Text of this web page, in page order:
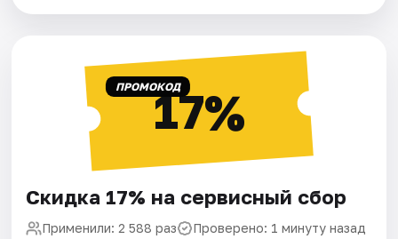
ПРОМОКОД17%
Скидка 17% на сервисный сбор
Применили: 2 588 раз Проверено: 1 минуту назад